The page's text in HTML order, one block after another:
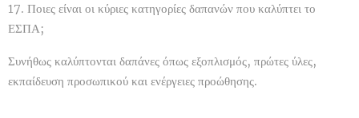
17. Ποιες είναι οι κύριες κατηγορίες δαπανών που καλύπτει το
ΕΣΠΑ;
Συνήθως καλύπτονται δαπάνες όπως εξοπλισμός, πρώτες ύλες,
εκπαίδευση προσωπικού και ενέργειες προώθησης.